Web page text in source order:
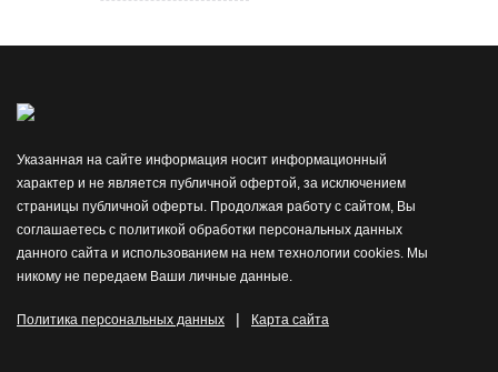
Указанная на сайте информация носит информационный
характер и не является публичной офертой, за исключением
страницы публичной оферты. Продолжая работу с сайтом, Вы
соглашаетесь с политикой обработки персональных данных
данного сайта и использованием на нем технологии cookies. Мы
никому не передаем Ваши личные данные.
Политика персональных данных | Карта сайта